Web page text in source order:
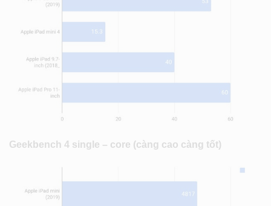
Geekbench 4 single – core (càng cao càng tốt)